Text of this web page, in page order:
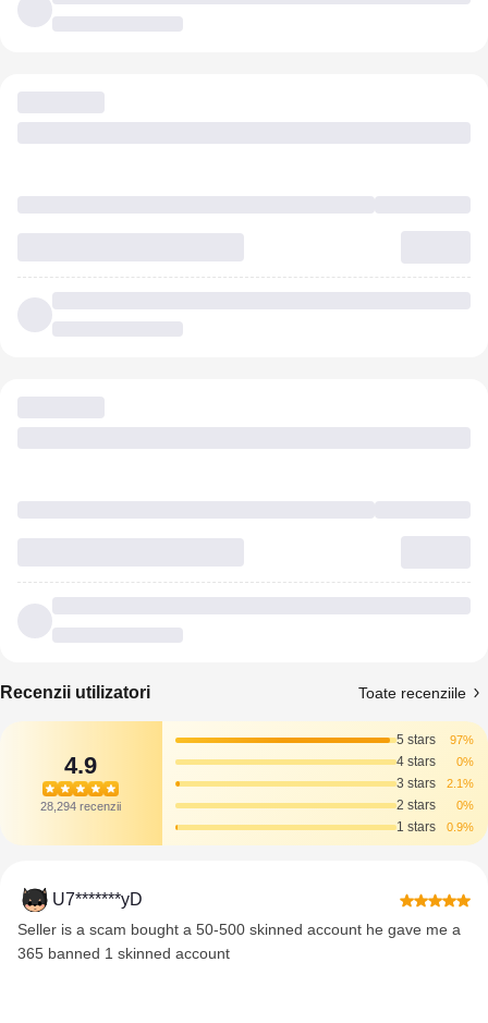
Recenzii utilizatori Toate recenziile
4.9
28,294 recenzii
5 stars 97%
4 stars 0%
3 stars 2.1%
2 stars 0%
1 stars 0.9%
U7*******yD
Seller is a scam bought a 50-500 skinned account he gave me a
365 banned 1 skinned account